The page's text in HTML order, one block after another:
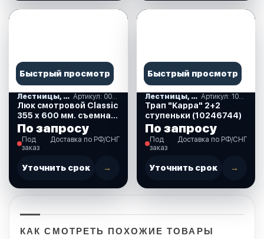
Быстрый просмотр
Лестницы, ступеньки Артикул: 00175885
Люк смотровой Classic
355 x 600 мм. съемная
крышка, кремовый
(196612-NR)
По запросу
Под
заказ
Доставка по РФ/СНГ
Уточнить срок →
Быстрый просмотр
Лестницы, ступеньки Артикул: 10246744
Трап "Kappa" 2+2
ступеньки (10246744)
По запросу
Под
заказ
Доставка по РФ/СНГ
Уточнить срок →
КАК СМОТРЕТЬ ПОХОЖИЕ ТОВАРЫ